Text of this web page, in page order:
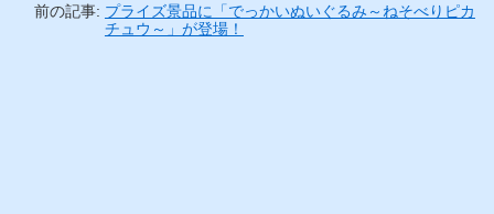
前の記事: プライズ景品に「でっかいぬいぐるみ～ねそべりピカ
チュウ～」が登場！